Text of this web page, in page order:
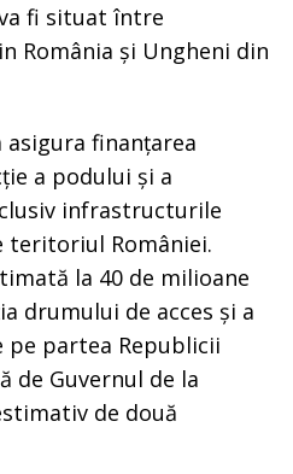
fi situat între
România și Ungheni din
asigura finanțarea
a podului și a
infrastructurile
teritoriul României.
la 40 de milioane
drumului de acces și a
partea Republicii
de Guvernul de la
de două